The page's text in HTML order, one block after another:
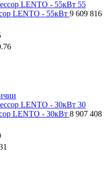
LENTO - 55кВт 9 609 816
LENTO - 30кВт 8 907 408